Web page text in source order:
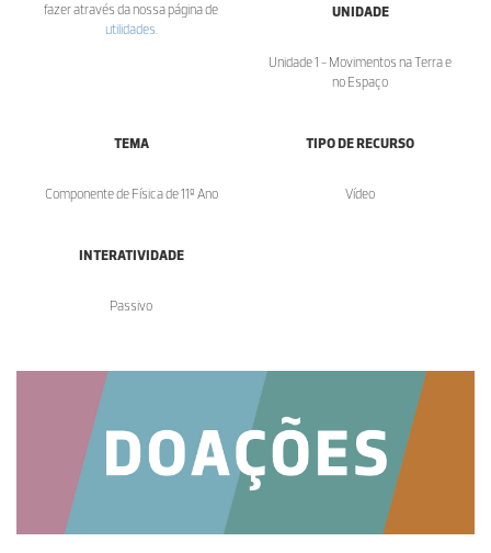
fazer através da nossa página de
utilidades.
UNIDADE
Unidade 1 - Movimentos na Terra e
no Espaço
TEMA
Componente de Física de 11º Ano
TIPO DE RECURSO
Vídeo
INTERATIVIDADE
Passivo